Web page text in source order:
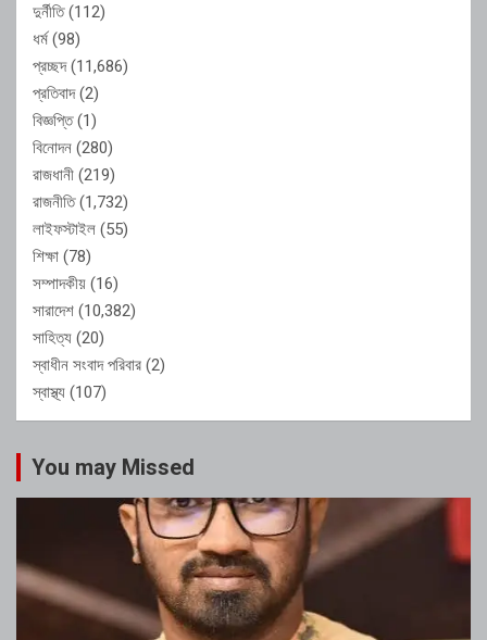
দুর্নীতি(112)
ধর্ম(98)
প্রচ্ছদ(11,686)
প্রতিবাদ(2)
বিজ্ঞপ্তি(1)
বিনোদন (280)
রাজধানী (219)
রাজনীতি(1,732)
লাইফস্টাইল (55)
শিক্ষা (78)
সম্পাদকীয় (16)
সারাদেশ (10,382)
সাহিত্য (20)
স্বাধীন সংবাদ পরিবার (2)
স্বাস্থ্য (107)
You may Missed